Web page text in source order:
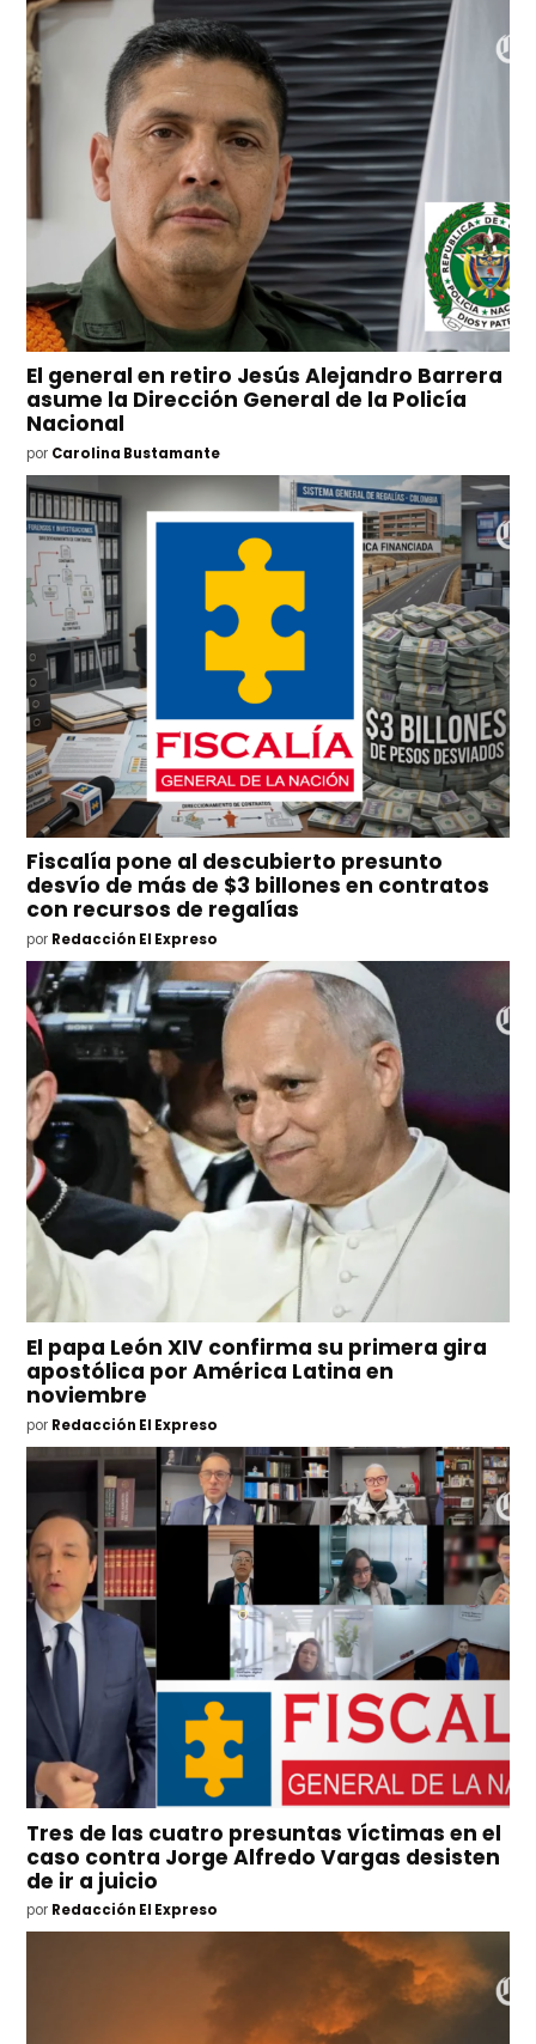
El general en retiro Jesús Alejandro Barrera
asume la Dirección General de la Policía
Nacional
por Carolina Bustamante
Fiscalía pone al descubierto presunto
desvío de más de $3 billones en contratos
con recursos de regalías
por Redacción El Expreso
El papa León XIV confirma su primera gira
apostólica por América Latina en
noviembre
por Redacción El Expreso
Tres de las cuatro presuntas víctimas en el
caso contra Jorge Alfredo Vargas desisten
de ir a juicio
por Redacción El Expreso